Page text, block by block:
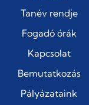
Tanév rendje
Fogadó órák
Kapcsolat
Bemutatkozás
Pályázataink